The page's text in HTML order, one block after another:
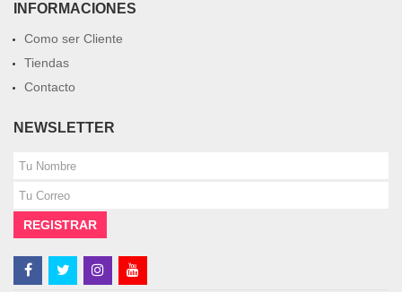
INFORMACIONES
Como ser Cliente
Tiendas
Contacto
NEWSLETTER
REGISTRAR